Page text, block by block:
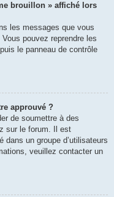
brouillon » affiché lors
les messages que vous
pouvez reprendre les
le panneau de contrôle
approuvé ?
de soumettre à des
sur le forum. Il est
un groupe d’utilisateurs
veuillez contacter un